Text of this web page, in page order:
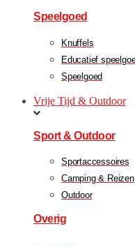
Speelgoed
Knuffels
Educatief
Speelgoed
Vrije Tijd & Outdoor
Sport & Outdoor
Sportaccessoires
Camping & Reizen
Outdoor
Overig